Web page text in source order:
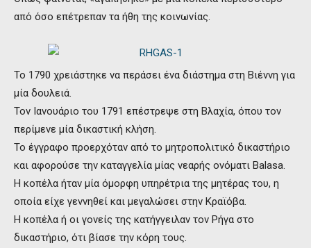
από όσο επέτρεπαν τα ήθη της κοινωνίας.
Το 1790 χρειάστηκε να περάσει ένα διάστημα στη Βιέννη για
μία δουλειά.
Τον Ιανουάριο του 1791 επέστρεψε στη Βλαχία, όπου τον
περίμενε μία δικαστική κλήση.
Το έγγραφο προερχόταν από το μητροπολιτικό δικαστήριο
και αφορούσε την καταγγελία μίας νεαρής ονόματι Balasa.
Η κοπέλα ήταν μία όμορφη υπηρέτρια της μητέρας του, η
οποία είχε γεννηθεί και μεγαλώσει στην Κραϊόβα.
Η κοπέλα ή οι γονείς της κατήγγειλαν τον Ρήγα στο
δικαστήριο, ότι βίασε την κόρη τους.